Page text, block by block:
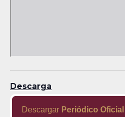
Descarga
Descargar Periódico